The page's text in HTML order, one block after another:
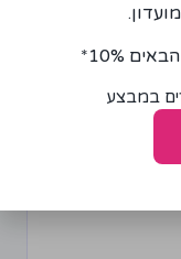
10%*
במבצע